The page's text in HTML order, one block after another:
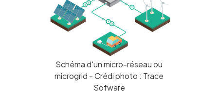
Schéma d'un micro-réseau ou
microgrid - Crédi photo : Trace
Sofware